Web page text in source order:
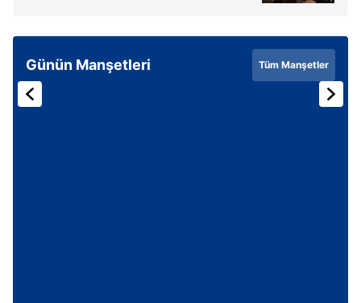
Günün Manşetleri Tüm Manşetler